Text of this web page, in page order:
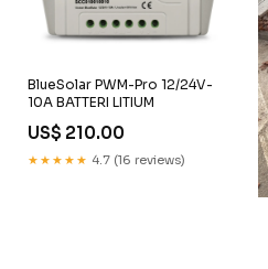
BlueSolar PWM-Pro 12/24V-
10A BATTERI LITIUM
US$ 210.00
★★★★★ 4.7 (16 reviews)